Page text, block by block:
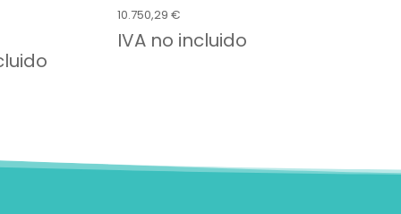
10.750,29 €
IVA no incluido